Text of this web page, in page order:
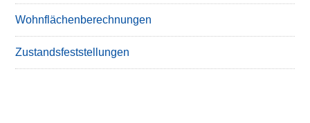
Wohnflächenberechnungen
Zustandsfeststellungen